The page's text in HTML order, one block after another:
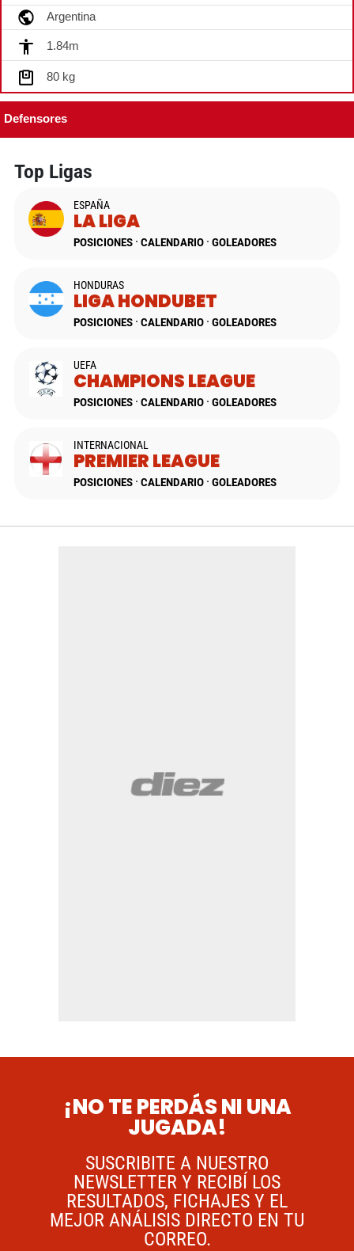
Top Ligas
ESPAÑA
LA LIGA
POSICIONES CALENDARIO GOLEADORES
HONDURAS
LIGA HONDUBET
POSICIONES CALENDARIO GOLEADORES
UEFA
CHAMPIONS LEAGUE
POSICIONES CALENDARIO GOLEADORES
INTERNACIONAL
PREMIER LEAGUE
POSICIONES CALENDARIO GOLEADORES
¡NO TE PERDÁS NI UNA
JUGADA!
SUSCRIBITE A NUESTRO
NEWSLETTER Y RECIBÍ LOS
RESULTADOS, FICHAJES Y EL
MEJOR ANÁLISIS DIRECTO EN TU
CORREO.